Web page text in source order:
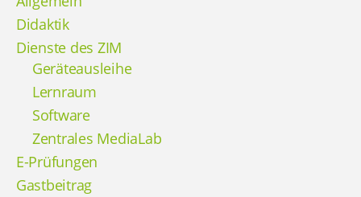
Didaktik
Dienste des ZIM
Geräteausleihe
Lernraum
Software
Zentrales MediaLab
E-Prüfungen
Gastbeitrag